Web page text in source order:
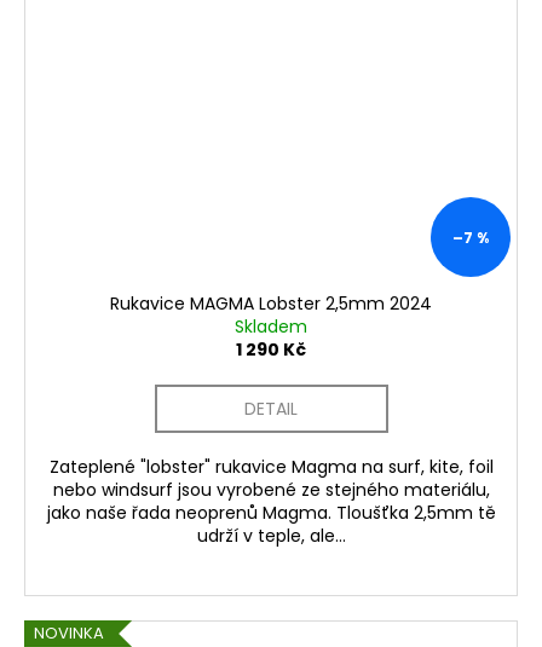
–7 %
Rukavice MAGMA Lobster 2,5mm 2024
Skladem
1 290 Kč
DETAIL
Zateplené "lobster" rukavice Magma na surf, kite, foil
nebo windsurf jsou vyrobené ze stejného materiálu,
jako naše řada neoprenů Magma. Tloušťka 2,5mm tě
udrží v teple, ale...
NOVINKA